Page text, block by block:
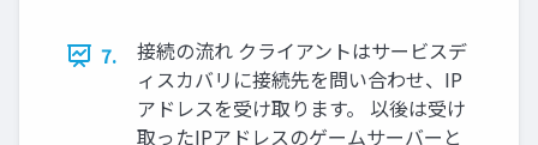
7.
接続の流れ クライアントはサービスデ
ィスカバリに接続先を問い合わせ、IP
アドレスを受け取ります。 以後は受け
取ったIPアドレスのゲームサーバーと